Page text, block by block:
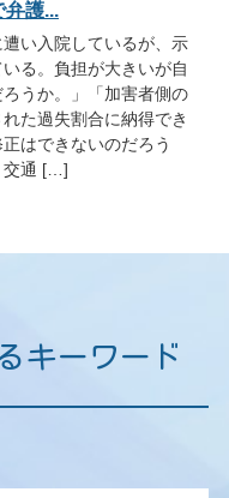
弁護...
遭い入院しているが、示
る。負担が大きいが自
うか。」「加害者側の
た過失割合に納得でき
はできないのだろう
交通 […]
キーワード